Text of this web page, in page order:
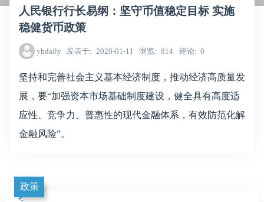
人民银行行长易纲：坚守币值稳定目标 实施
稳健货币政策
yhdaily 发表于 2020-01-11 浏览 814 评论 0
坚持和完善社会主义基本经济制度，推动经济高质量发
展，要“加强资本市场基础制度建设，健全具有高度适
应性、竞争力、普惠性的现代金融体系，有效防范化解
金融风险”。
政策